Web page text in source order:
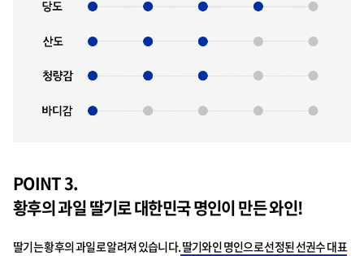
POINT 3.
황후의 과일 딸기로 대한민국 명인이 만든 와인!
딸기는 황후의 과일로 알려져 있습니다.딸기와인 명인으로 선정된 선권수 대표